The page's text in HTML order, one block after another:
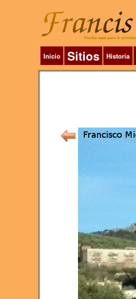
Inicio Sitios Historia